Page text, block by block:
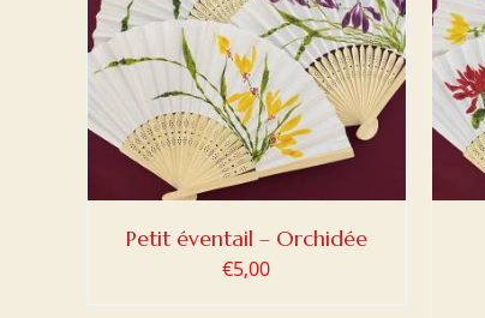
Petit éventail – Orchidée
€5,00
AJOUTER AU PANIER / DETAILS